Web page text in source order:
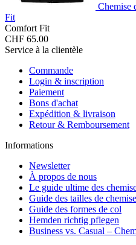
Chemise
Fit
Comfort Fit
CHF 65.00
Service à la clientèle
Commande
Login & inscription
Paiement
Bons d'achat
Expédition & livraison
Retour & Remboursement
Informations
Newsletter
À propos de nous
Le guide ultime des
Guide des tailles de
Guide des formes de col
Hemden richtig pflegen
Business vs. Casual –